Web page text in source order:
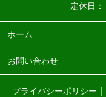
定休日：
ホーム
お問い合わせ
プライバシーポリシー